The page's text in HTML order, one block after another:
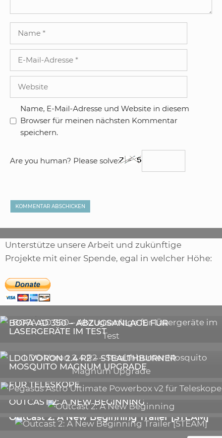
Adresse
Name, E-Mail-Adresse und Website in diesem
Browser für meinen nächsten Kommentar
speichern.
Are you human? Please solve:
Unterstütze unsere Arbeit und zukünftige
Projekte mit einer Spende, egal in welcher Höhe:
BOFA AD 350 – ABZUGSANLAGE FÜR
LASERGERÄTE IM TEST
DIE BEDEUTENDSTEN SCHRITTE ZUR
ERFOLGREICHEN MARKENBILDUNG IN DER
DIGITALEN ÄRA
LDO VORON 2.4 R2 – STEALTHBURNER
MOSQUITO MAGNUM UPGRADE
PEGASUS ASTRO ULTIMATE POWERBOX V2
FÜR TELESKOPE
ASTRONOMIE
OUTCAST 2: A NEW BEGINNING
GALERIE
Outcast 2: A New Beginning Trailer [STEAM]
VIDEOS